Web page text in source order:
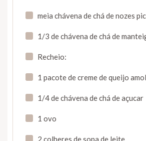
meia chávena de chá de nozes
1/3 de chávena de chá de
Recheio:
1 pacote de creme de queijo
1/4 de chávena de chá de açucar
1 ovo
2 colheres de sopa de leite